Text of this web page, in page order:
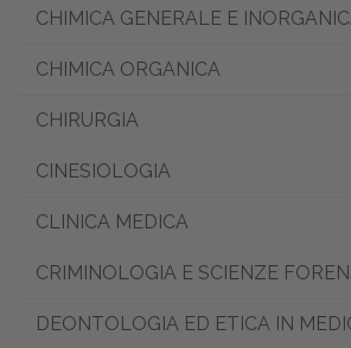
CHIMICA GENERALE E
CHIMICA ORGANICA
CHIRURGIA
CINESIOLOGIA
CLINICA MEDICA
CRIMINOLOGIA E SCIENZE
DEONTOLOGIA ED ETICA IN